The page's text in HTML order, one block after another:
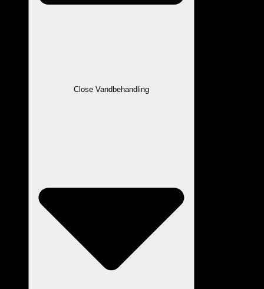
Close Vandbehandling